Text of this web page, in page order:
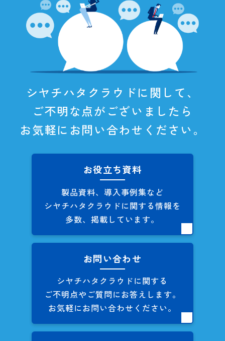
シヤチハタクラウドに関して、
ご不明な点がございましたら
お気軽にお問い合わせください。
お役立ち資料
製品資料、導入事例集など
シヤチハタクラウドに関する情報を
多数、掲載しています。
お問い合わせ
シヤチハタクラウドに関する
ご不明点やご質問にお答えします。
お気軽にお問い合わせください。